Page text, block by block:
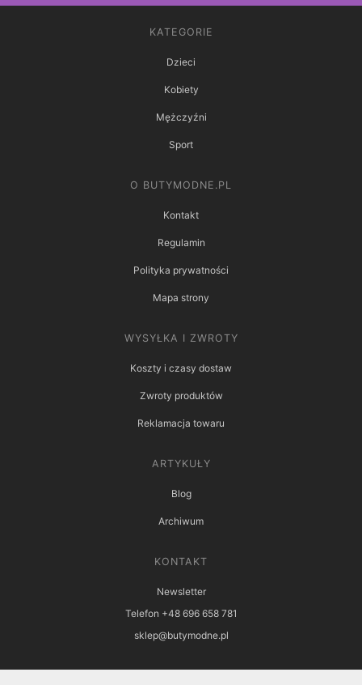
KATEGORIE
Dzieci
Kobiety
Mężczyźni
Sport
O BUTYMODNE.PL
Kontakt
Regulamin
Polityka prywatności
Mapa strony
WYSYŁKA I ZWROTY
Koszty i czasy dostaw
Zwroty produktów
Reklamacja towaru
ARTYKUŁY
Blog
Archiwum
KONTAKT
Newsletter
Telefon +48 696 658 781
sklep@butymodne.pl